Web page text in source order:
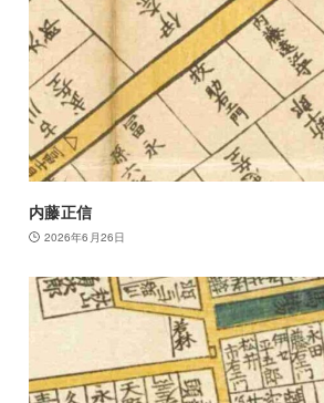
内藤正信
2026年6月26日